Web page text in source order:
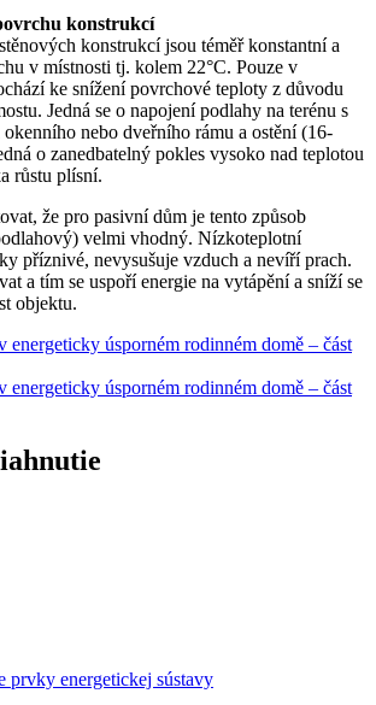
konstrukcí
konstrukcí jsou téměř konstantní a
v místnosti tj. kolem 22°C. Pouze v
ke snížení povrchové teploty z důvodu
Jedná se o napojení podlahy na terénu s
nebo dveřního rámu a ostění (16-
o zanedbatelný pokles vysoko nad teplotou
růstu plísní.
že pro pasivní dům je tento způsob
velmi vhodný. Nízkoteplotní
příznivé, nevysušuje vzduch a nevíří prach.
a tím se uspoří energie na vytápění a sníží se
objektu.
energeticky úsporném rodinném domě – část
energeticky úsporném rodinném domě – část